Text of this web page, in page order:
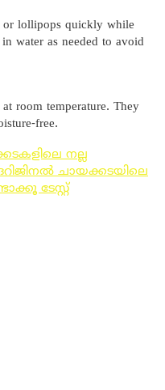
lollipops quickly while
water as needed to avoid
room temperature. They
free.
നല്ല
ചായക്കടയിലെ
ടേസ്റ്റ്